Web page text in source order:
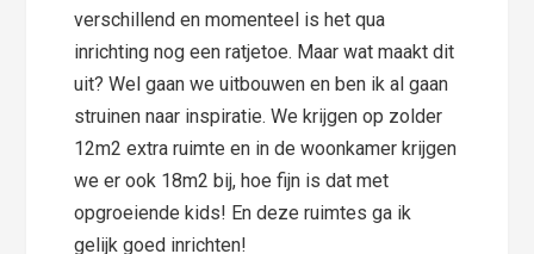
verschillend en momenteel is het qua
inrichting nog een ratjetoe. Maar wat maakt dit
uit? Wel gaan we uitbouwen en ben ik al gaan
struinen naar inspiratie. We krijgen op zolder
12m2 extra ruimte en in de woonkamer krijgen
we er ook 18m2 bij, hoe fijn is dat met
opgroeiende kids! En deze ruimtes ga ik
gelijk goed inrichten!